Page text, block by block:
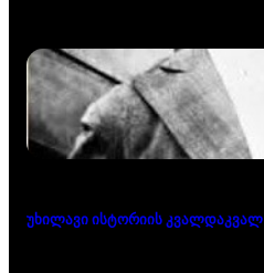
უხილავი ისტორიის კვალდაკვალ